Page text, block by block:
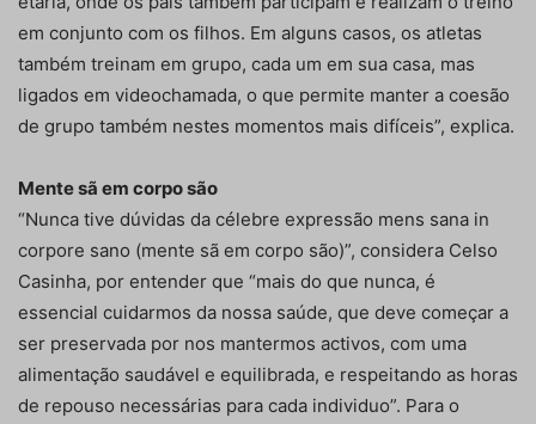
em conjunto com os filhos. Em alguns casos, os atletas
também treinam em grupo, cada um em sua casa, mas
ligados em videochamada, o que permite manter a coesão
de grupo também nestes momentos mais difíceis”, explica.
Mente sã em corpo são
“Nunca tive dúvidas da célebre expressão mens sana in
corpore sano (mente sã em corpo são)”, considera Celso
Casinha, por entender que “mais do que nunca, é
essencial cuidarmos da nossa saúde, que deve começar a
ser preservada por nos mantermos activos, com uma
alimentação saudável e equilibrada, e respeitando as horas
de repouso necessárias para cada individuo”. Para o